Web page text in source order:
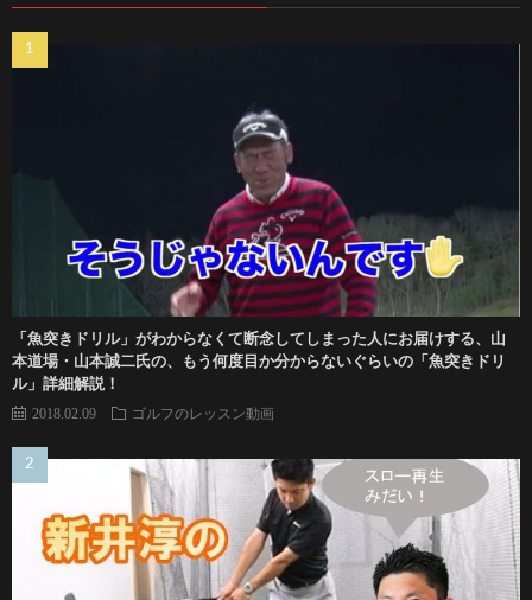
「魚突きドリル」がわからなくて断念してしまった人にお届けする、山
本道場・山本誠二氏の、もう何度目か分からないぐらいの「魚突きドリ
ル」詳細解説！
2018.02.09 ゴルフのレッスン動画